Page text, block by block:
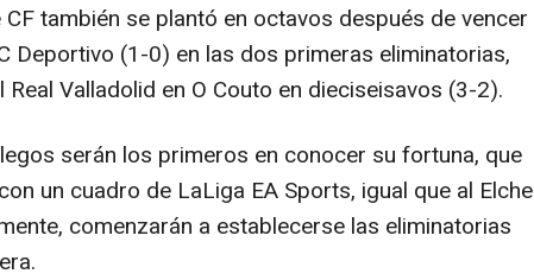
también se plantó en octavos después de vencer
Deportivo (1-0) en las dos primeras eliminatorias,
Valladolid en O Couto en dieciseisavos (3-2).
serán los primeros en conocer su fortuna, que
un cuadro de LaLiga EA Sports, igual que al Elche
comenzarán a establecerse las eliminatorias